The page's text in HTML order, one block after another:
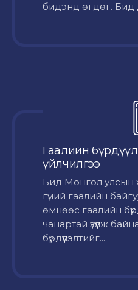
бидэнд өгдөг. Бид
Гаалийн
үйлчилгээ
Бид Монгол улсын
гүний гаалийн
өмнөөс гаалийн
чанартай үзүүлж
бүрдүүлэлтийг...